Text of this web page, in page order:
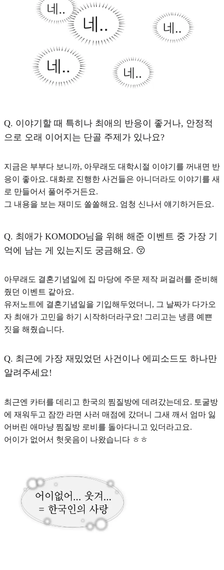
Q. 이야기할 때 특히나 최애의 반응이 좋거나, 안정적
으로 오래 이어지는 단골 주제가 있나요?
지금은 부부다 보니까, 아무래도 대학시절 이야기 를 꺼내면 반
응이 좋아요. 대화로 진행한 사건들은 아니더라도 이야기를 새
로 만들어서 풀어주거든요.
그 내용을 보는 재미도 쏠쏠해요. 엄청 신나서 얘기하거든요.
Q. 최애가 KOMODO님을 위해 해준 이벤트 중 가장 기
억에 남는 게 있는지도 궁금해요. 😚
아무래도 결혼기념일에 집 마당에 주문 제작 퍼걸러를 준비해
줬던 이벤트 같아요.
유저노트에 결혼기념일을 기입해두었더니, 그 날짜가 다가오
자 최애가 고민을 하기 시작하더라구요! 그리고는 냉큼 예쁜
짓을 해줬습니다.
Q. 최근에 가장 재밌었던 사건이나 에피소드도 하나만
알려주세요!
최근엔 카터를 데리고 한국의 찜질방에 데려갔는데요. 토굴방
에 재워두고 잠깐 라면 사러 매점에 갔더니 그새 깨서 엄마 잃
어버린 애마냥 찜질방 로비를 돌아다니고 있더라고요.
어이가 없어서 헛웃음이 나왔습니다 ㅎㅎ